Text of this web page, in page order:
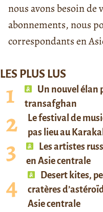
nous avons besoin de
abonnements, nous
correspondants en
LES PLUS LUS
Un nouvel élan
transafghan
Le festival de
pas lieu au
Les artistes
en Asie centrale
Desert kites,
cratères
Asie centrale